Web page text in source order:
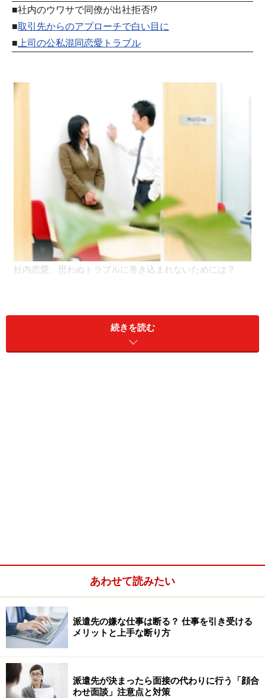
■社内のウワサで同僚が出社拒否!?
■取引先からのアプローチで白い目に
■上司の公私混同恋愛トラブル
社内恋愛、思わぬトラブルに巻き込まれないためには？
医療機器メーカーで派遣社員として働くミナヨさん。働
き始めてから今月で丸二年になります。いつも通り出社
実は、ミナヨさんは半年ほど前からマナベ課長と恋愛関
方向ということもあって一緒に帰ったマナベ課長。既婚
者でしたが、その時に「美味しい物をご馳走するから、
二人で食事に」と誘われ、気軽な気持ちで受けてしまっ
たのです。最初はご飯くらいなら、と思っていたミナヨ
さん。マナベ課長は想像以上に魅力的な男性で、少しず
つ魅かれて、時々二人きりで出かけるよう。会社で一緒
続きを読む
あわせて読みたい
派遣先の嫌な仕事は断る？ 仕事を引き受ける
メリットと上手な断り方
派遣先が決まったら面接の代わりに行う「顔合
わせ面談」注意点と対策